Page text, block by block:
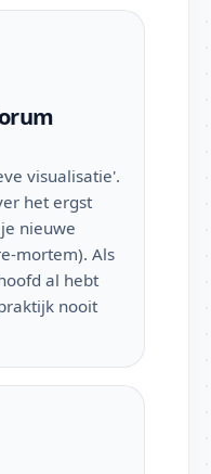
visualisatie'.
het ergst
nieuwe
mortem). Als
al hebt
nooit